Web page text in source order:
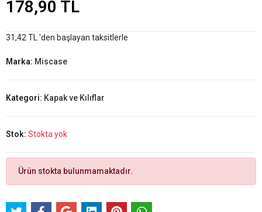
178,90 TL
31,42 TL 'den başlayan taksitlerle
Marka: Miscase
Kategori: Kapak ve Kılıflar
Stok: Stokta yok
Ürün stokta bulunmamaktadır.